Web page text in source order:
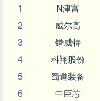
1
N津富
2 威尔高
3 锴威特
4 科翔股份
5 蜀道装备
6 中巨芯